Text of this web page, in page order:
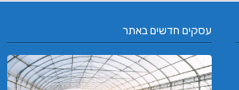
עסקים חדשים באתר